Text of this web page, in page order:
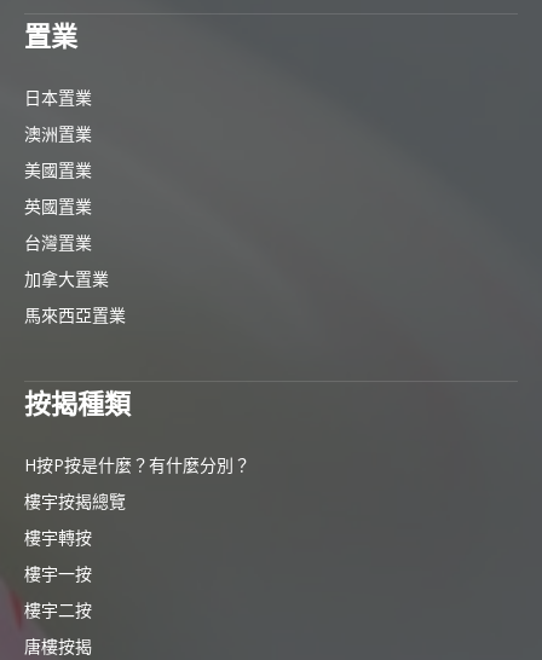
置業
日本置業
澳洲置業
美國置業
英國置業
台灣置業
加拿大置業
馬來西亞置業
按揭種類
H按P按是什麼？有什麼分別？
樓宇按揭總覽
樓宇轉按
樓宇一按
樓宇二按
唐樓按揭